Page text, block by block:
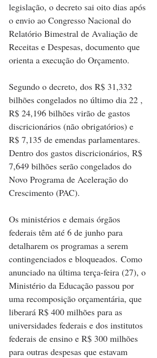
legislação, o decreto sai oito dias após
o envio ao Congresso Nacional do
Relatório Bimestral de Avaliação de
Receitas e Despesas, documento que
orienta a execução do Orçamento.
Segundo o decreto, dos R$ 31,332
bilhões congelados no último dia 22 ,
R$ 24,196 bilhões virão de gastos
discricionários (não obrigatórios) e
R$ 7,135 de emendas parlamentares.
Dentro dos gastos discricionários, R$
7,649 bilhões serão congelados do
Novo Programa de Aceleração do
Crescimento (PAC).
Os ministérios e demais órgãos
federais têm até 6 de junho para
detalharem os programas a serem
contingenciados e bloqueados. Como
anunciado na última terça-feira (27), o
Ministério da Educação passou por
uma recomposição orçamentária, que
liberará R$ 400 milhões para as
universidades federais e dos institutos
federais de ensino e R$ 300 milhões
para outras despesas que estavam